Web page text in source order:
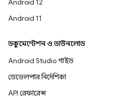
Android 12
Android 11
ডকুমেন্টেশন ও ডাউনলোড
Android Studio গাইড
ডেভেলপার নির্দেশিকা
API রেফারেন্স